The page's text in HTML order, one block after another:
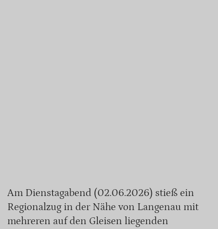
Am Dienstagabend (02.06.2026) stieß ein
Regionalzug in der Nähe von Langenau mit
mehreren auf den Gleisen liegenden